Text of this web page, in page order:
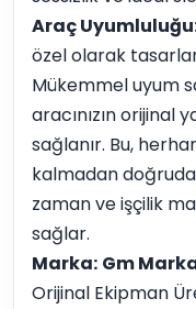
Araç
özel olarak
Mükemmel uyum
aracınızın orijinal
sağlanır. Bu,
kalmadan
zaman ve işçilik
sağlar.
Marka: Gm
Orijinal Ekipman